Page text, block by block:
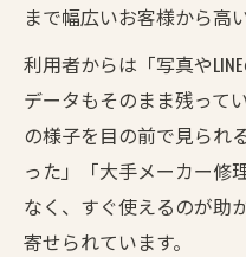
まで幅広いお客様から高
利用者からは「写真や
データもそのまま残って
の様子を目の前で見られ
った」「大手メーカー修
なく、すぐ使えるのが助
寄せられています。